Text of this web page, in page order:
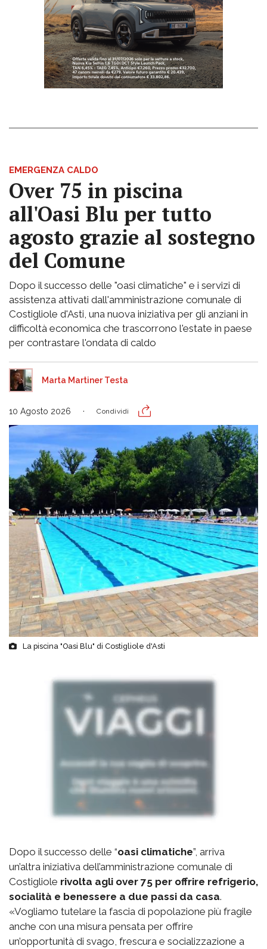
EMERGENZA CALDO
Over 75 in piscina
all'Oasi Blu per tutto
agosto grazie al sostegno
del Comune
Dopo il successo delle "oasi climatiche" e i servizi di
assistenza attivati dall'amministrazione comunale di
Costigliole d'Asti, una nuova iniziativa per gli anziani in
difficoltà economica che trascorrono l'estate in paese
per contrastare l'ondata di caldo
Marta Martiner Testa
10 Agosto 2026 Condividi
La piscina "Oasi Blu" di Costigliole d'Asti
Dopo il successo delle “oasi climatiche”, arriva
un’altra iniziativa dell’amministrazione comunale di
Costigliole rivolta agli over 75 per offrire refrigerio,
socialità e benessere a due passi da casa.
«Vogliamo tutelare la fascia di popolazione più fragile
anche con una misura pensata per offrire
un’opportunità di svago, frescura e socializzazione a